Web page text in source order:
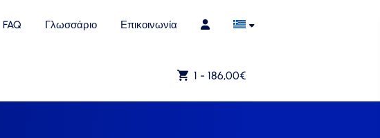
FAQ Γλωσσάριο Επικοινωνία
1 - 186,00€